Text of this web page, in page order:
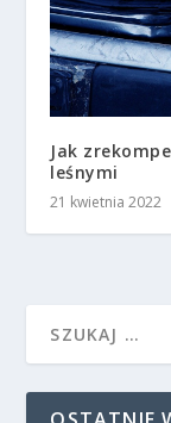
Jak
leśnymi
21 kwietnia 2022